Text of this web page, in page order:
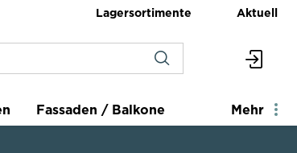
Lagersortimente Aktuell
Fassaden / Balkone Mehr